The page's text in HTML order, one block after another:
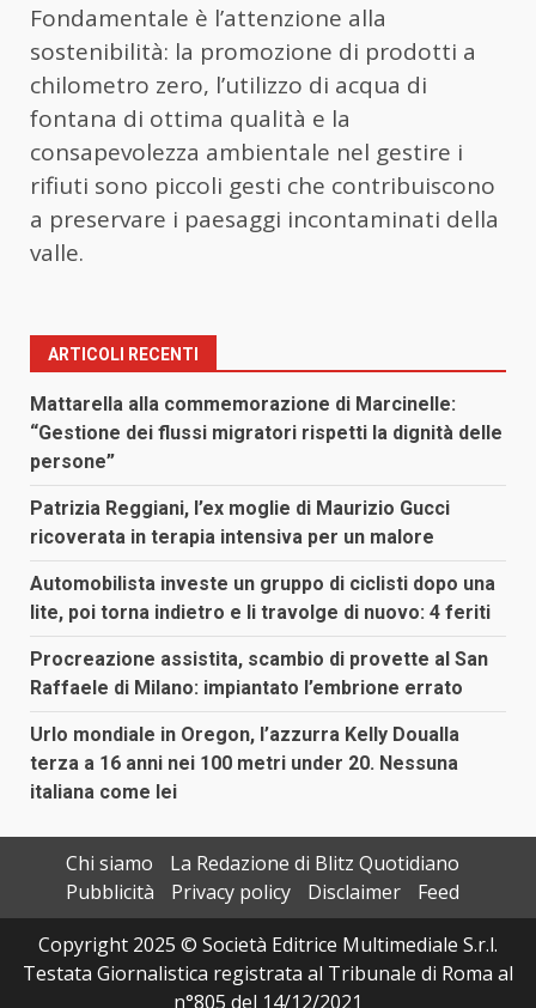
Fondamentale è l’attenzione alla
sostenibilità: la promozione di prodotti a
chilometro zero, l’utilizzo di acqua di
fontana di ottima qualità e la
consapevolezza ambientale nel gestire i
rifiuti sono piccoli gesti che contribuiscono
a preservare i paesaggi incontaminati della
valle.
ARTICOLI RECENTI
Mattarella alla commemorazione di Marcinelle:
“Gestione dei flussi migratori rispetti la dignità delle
persone”
Patrizia Reggiani, l’ex moglie di Maurizio Gucci
ricoverata in terapia intensiva per un malore
Automobilista investe un gruppo di ciclisti dopo una
lite, poi torna indietro e li travolge di nuovo: 4 feriti
Procreazione assistita, scambio di provette al San
Raffaele di Milano: impiantato l’embrione errato
Urlo mondiale in Oregon, l’azzurra Kelly Doualla
terza a 16 anni nei 100 metri under 20. Nessuna
italiana come lei
Chi siamo
La Redazione di Blitz Quotidiano
Pubblicità
Privacy policy Disclaimer
Feed
Copyright 2025 © Società Editrice Multimediale S.r.l.
Testata Giornalistica registrata al Tribunale di Roma al
n°805 del 14/12/2021